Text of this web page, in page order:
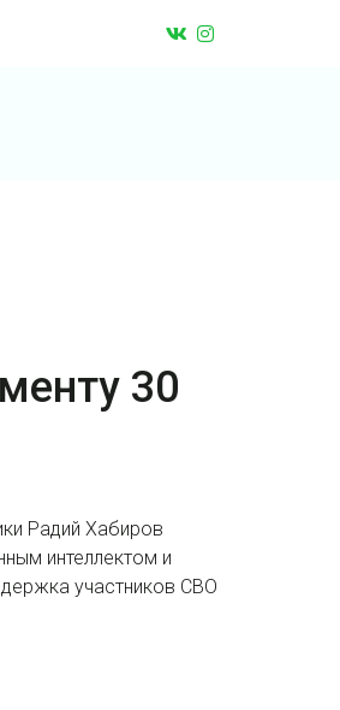
30
Радий Хабиров
интеллектом и
участников СВО